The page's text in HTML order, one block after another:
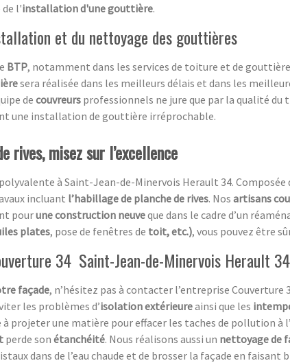
l'installation d'une gouttière.
et du nettoyage des gouttières
BTP, notamment dans les services de toiture et de
sera réalisée dans les meilleurs délais et dans les
de couvreurs professionnels ne jure que par la qualité
une installation de gouttière irréprochable.
rives, misez sur l’excellence
polyvalente à Saint-Jean-de-Minervois Herault 34. Composée
incluant l’habillage de planche de rives. Nos artisans
pourune construction neuveque dans le cadre d’un
plates, pose de fenêtres de toit, etc.), vous pouvez être
34 Saint-Jean-de-Minervois Herault 34
façade, n’hésitez pas à contacter l’entreprise Couverture
les problèmes d’isolation extérieureainsi que les
à projeter une matière pour effacer les taches de pollution à
perde son étanchéité. Nous réalisons aussi un nettoyage de
dans de l’eau chaude et de brosser la façade en